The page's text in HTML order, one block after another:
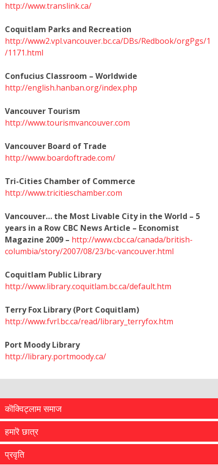
http://www.translink.ca/
Coquitlam Parks and Recreation
http://www2.vpl.vancouver.bc.ca/DBs/Redbook/orgPgs/1
/1171.html
Confucius Classroom – Worldwide
http://english.hanban.org/index.php
Vancouver Tourism
http://www.tourismvancouver.com
Vancouver Board of Trade
http://www.boardoftrade.com/
Tri-Cities Chamber of Commerce
http://www.tricitieschamber.com
Vancouver… the Most Livable City in the World – 5
years in a Row CBC News Article – Economist
Magazine 2009 – http://www.cbc.ca/canada/british-
columbia/story/2007/08/23/bc-vancouver.html
Coquitlam Public Library
http://www.library.coquitlam.bc.ca/default.htm
Terry Fox Library (Port Coquitlam)
http://www.fvrl.bc.ca/read/library_terryfox.htm
Port Moody Library
http://library.portmoody.ca/
कॊक्विट्लाम समाज
हमारॆ छात्र
प्रवृति